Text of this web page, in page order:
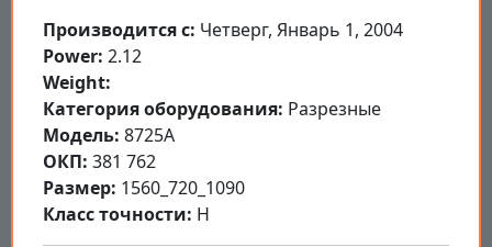
Производится с: Четверг, Январь 1, 2004
Power: 2.12
Weight:
Категория оборудования: Разрезные
Модель: 8725А
ОКП: 381 762
Размер: 1560_720_1090
Класс точности: Н